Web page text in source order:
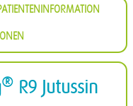
® R9 Jutussin